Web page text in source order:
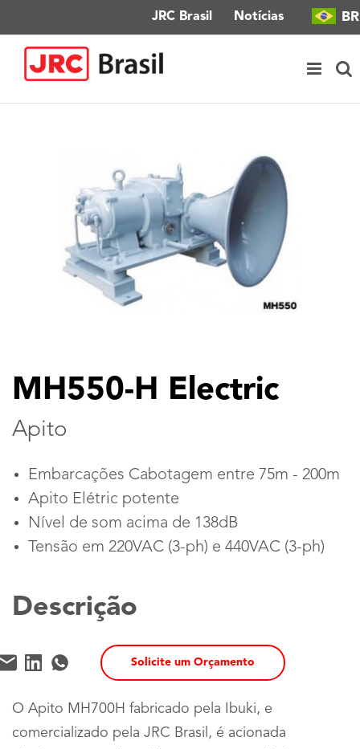
conteúdo
JRC Brasil Notícias BR
MH550-H Electric
Apito
Embarcações Cabotagem entre 75m - 200m
Apito Elétric potente
Nível de som acima de 138dB
Tensão em 220VAC (3-ph) e 440VAC (3-ph)
Descrição
Solicite um Orçamento
O Apito MH700H fabricado pela Ibuki, e
comercializado pela JRC Brasil, é acionada